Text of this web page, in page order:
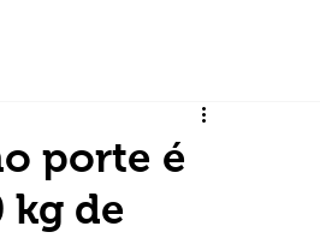
porte é
kg de